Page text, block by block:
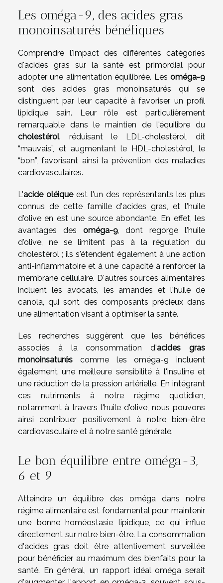
Les oméga-9, des acides gras
monoinsaturés bénéfiques
Comprendre l'impact des différentes catégories
d'acides gras sur la santé est primordial pour
adopter une alimentation équilibrée. Les oméga-9
sont des acides gras monoinsaturés qui se
distinguent par leur capacité à favoriser un profil
lipidique sain. Leur rôle est particulièrement
remarquable dans le maintien de l'équilibre du
cholestérol, réduisant le LDL-cholestérol, dit
“mauvais”, et augmentant le HDL-cholestérol, le
“bon”, favorisant ainsi la prévention des maladies
cardiovasculaires.
L'acide oléiqueest l'un des représentants les plus
connus de cette famille d'acides gras, et l'huile
d'olive en est une source abondante. En effet, les
avantages des oméga-9, dont regorge l'huile
d'olive, ne se limitent pas à la régulation du
cholestérol ; ils s'étendent également à une action
anti-inflammatoire et à une capacité à renforcer la
membrane cellulaire. D'autres sources alimentaires
incluent les avocats, les amandes et l'huile de
canola, qui sont des composants précieux dans
une alimentation visant à optimiser la santé.
Les recherches suggèrent que les bénéfices
associés à la consommation d'acides gras
monoinsaturés comme les oméga-9 incluent
également une meilleure sensibilité à l'insuline et
une réduction de la pression artérielle. En intégrant
ces nutriments à notre régime quotidien,
notamment à travers l'huile d'olive, nous pouvons
ainsi contribuer positivement à notre bien-être
cardiovasculaire et à notre santé générale.
Le bon équilibre entre oméga-3,
6 et 9
Atteindre un équilibre des oméga dans notre
régime alimentaire est fondamental pour maintenir
une bonne homéostasie lipidique, ce qui influe
directement sur notre bien-être. La consommation
d'acides gras doit être attentivement surveillée
pour bénéficier au maximum des bienfaits pour la
santé. En général, un rapport idéal oméga serait